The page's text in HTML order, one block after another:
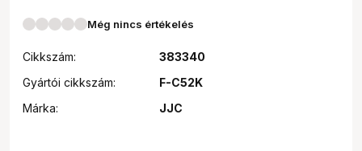
Még nincs értékelés
Cikkszám:
383340
Gyártói cikkszám:
F-C52K
Márka:
JJC